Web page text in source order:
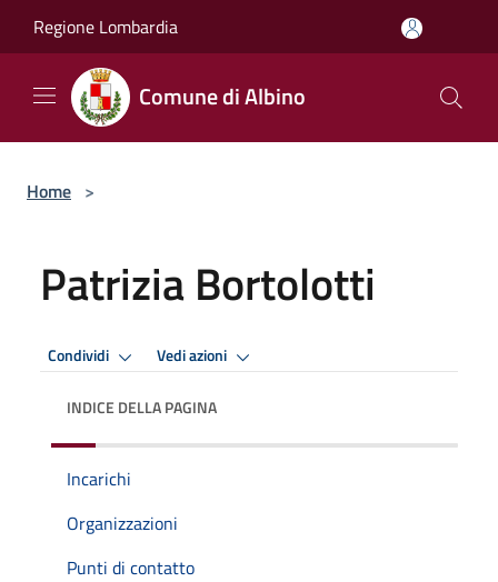
Regione Lombardia
Comune di Albino
Home >
Patrizia Bortolotti
Condividi Vedi azioni
INDICE DELLA PAGINA
Incarichi
Organizzazioni
Punti di contatto